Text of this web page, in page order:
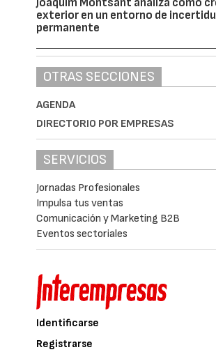
Joaquim Montsant analiza cómo
exterior en un entorno de
permanente
OTRAS SECCIONES
AGENDA
DIRECTORIO POR EMPRESAS
SERVICIOS
Jornadas Profesionales
Impulsa tus ventas
Comunicación y Marketing B2B
Eventos sectoriales
Identificarse
Registrarse